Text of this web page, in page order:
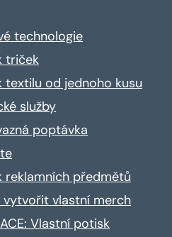
technologie
triček
textilu od jednoho kusu
služby
poptávka
reklamních předmětů
vytvořit vlastní merch
Vlastní potisk